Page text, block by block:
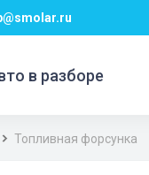
в разборе
Топливная форсунка